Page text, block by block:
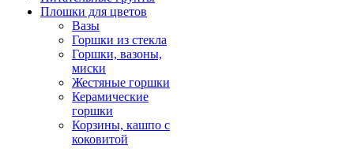
Плошки для цветов
Вазы
Горшки из стекла
Горшки, вазоны,
миски
Жестяные горшки
Керамические
горшки
Корзины, кашпо с
коковитой